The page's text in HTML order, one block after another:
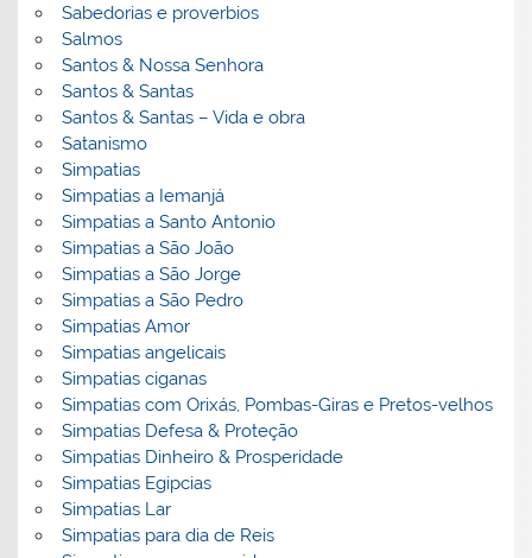
Sabedorias e proverbios
Salmos
Santos & Nossa Senhora
Santos & Santas
Santos & Santas – Vida e obra
Satanismo
Simpatias
Simpatias a Iemanjá
Simpatias a Santo Antonio
Simpatias a São João
Simpatias a São Jorge
Simpatias a São Pedro
Simpatias Amor
Simpatias angelicais
Simpatias ciganas
Simpatias com Orixás, Pombas-Giras e Pretos-velhos
Simpatias Defesa & Proteção
Simpatias Dinheiro & Prosperidade
Simpatias Egipcias
Simpatias Lar
Simpatias para dia de Reis